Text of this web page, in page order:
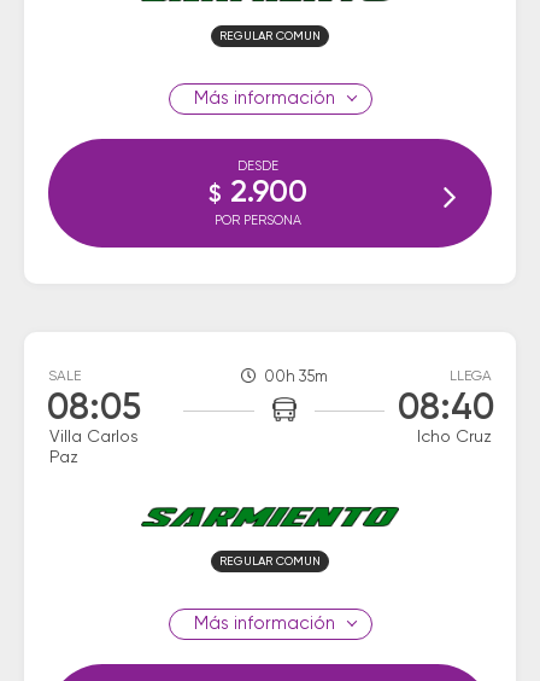
REGULAR COMUN
información
DESDE
$ 2.900
POR PERSONA
SALE
08:05
Villa Carlos
Paz
00h 35m LLEGA
08:40
Icho Cruz
REGULAR COMUN
información